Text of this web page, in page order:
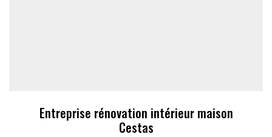
Entreprise rénovation intérieur maison
Cestas